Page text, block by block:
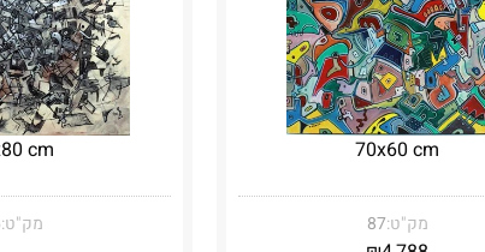
70x60 cm
מק"ט:87
cm
מק"ט: